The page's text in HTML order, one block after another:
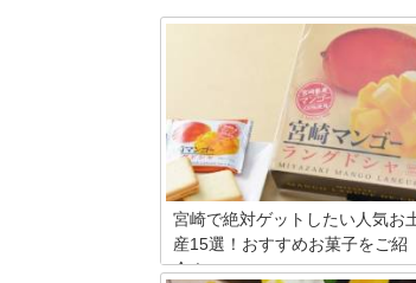
宮崎で絶対ゲットしたい人気お
産15選！おすすめお菓子をご紹
介！